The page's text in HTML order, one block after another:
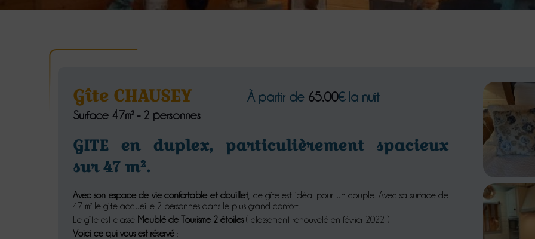
Gîte CHAUSEY À partir de 65.00€ la nuit
Surface 47m² - 2 personnes
GITE en duplex, particulièrement spacieux
sur 47 m².
Avec son espace de vie confortable et douillet , ce gîte est idéal pour un couple. Avec sa surface de
47 m² le gite accueille 2 personnes dans le plus grand confort.
Le gîte est classé Meublé de Tourisme 2 étoiles( classement renouvelé en février 2022 )
Voici ce qui vous est réservé :